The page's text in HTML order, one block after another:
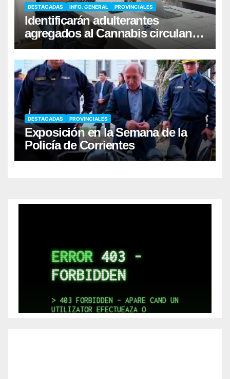
DESTACADAS INFO. GENERAL PROVINCIALES
Identificarán adulterantes
agregados al Cannabis circulante
en el narcomenudeo
DESTACADAS PROVINCIALES
Exposición en la Semana de la
Policía de Corrientes